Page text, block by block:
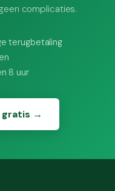
complicaties.
terugbetaling
8 uur
gratis →